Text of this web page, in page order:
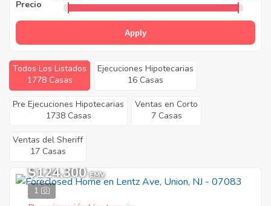
Precio
Apply
Todos Los Listados
1778 Casas
Ejecuciones Hipotecarias
16 Casas
Pre Ejecuciones Hipotecarias
1738 Casas
Ventas en Corto
7 Casas
Ventas del Sheriff
17 Casas
1
$124,300 EMV